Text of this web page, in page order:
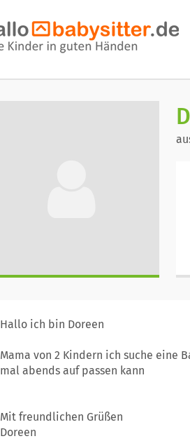
Hallo ich bin Doreen
Mama von 2 Kindern ich suche eine
mal abends auf passen kann
Mit freundlichen Grüßen
Doreen